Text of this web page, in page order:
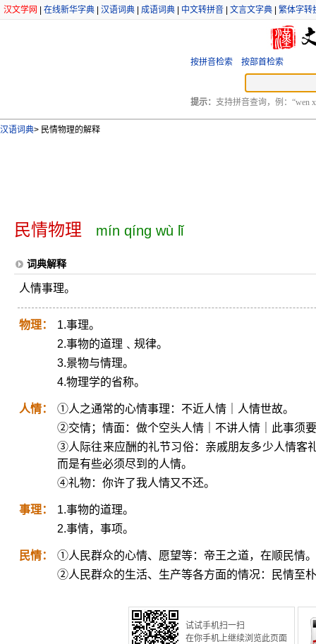
汉文学网 在线新华字典 汉语词典 成语词典 中文转拼音 文言文字典 繁体字转
按拼音检索 按部首检索
提示： 支持拼音查询，例：“wen
汉语词典> 民情物理的解释
民情物理 mín qíng wù lǐ
词典解释
人情事理。
物理：
1.事理。
2.事物的道理﹑规律。
3.景物与情理。
4.物理学的省称。
人情：
①人之通常的心情事理：不近人情｜人情世故。
②交情；情面：做个空头人情｜不讲人情｜此事须
③人际往来应酬的礼节习俗：亲戚朋友多少人情客
而是有些必须尽到的人情。
④礼物：你许了我人情又不还。
事理：
1.事物的道理。
2.事情，事项。
民情：
①人民群众的心情、愿望等：帝王之道，在顺民情。
②人民群众的生活、生产等各方面的情况：民情至
试试手机扫一扫
在你手机上继续浏览此页面